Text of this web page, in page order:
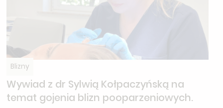
Blizny
Wywiad z dr Sylwią Kołpaczyńską na
temat gojenia blizn pooparzeniowych.